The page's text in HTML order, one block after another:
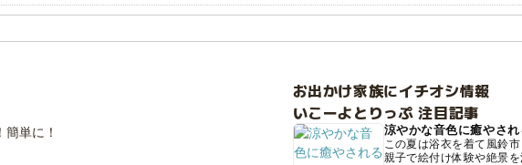
お出かけ家族にイチオシ情報
いこーよとりっぷ 注目記事
涼やかな音色に癒やされ
この夏は浴衣を着て風鈴市
親子で絵付け体験や絶景を